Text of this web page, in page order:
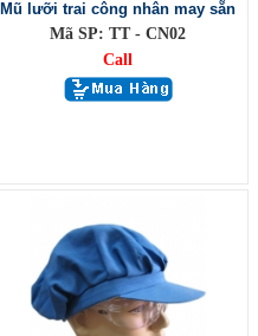
Mũ lưỡi trai công nhân may sẵn
Mã SP: TT - CN02
Call